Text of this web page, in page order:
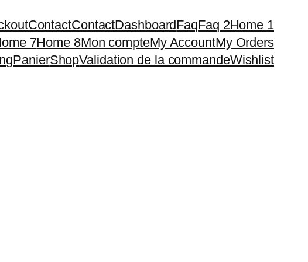
ContactContactDashboardFaqFaq 2Home 1
7Home 8Mon compteMy AccountMy Orders
PanierShopValidation de la commandeWishlist